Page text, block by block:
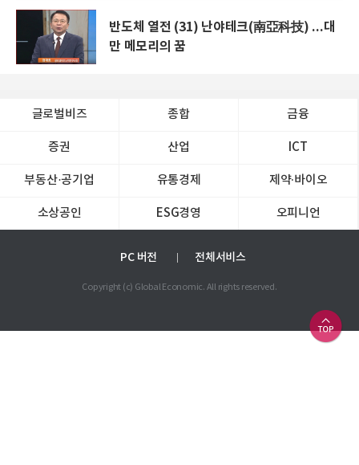
반도체 열전 (31) 난야테크(南亞科技) ...대
만 메모리의 꿈
글로벌비즈 종합 금융
증권 산업 ICT
부동산·공기업 유통경제 제약∙바이오
소상공인 ESG경영 오피니언
PC 버전 전체서비스
Copyright (c) Global Economic. All rights reserved.